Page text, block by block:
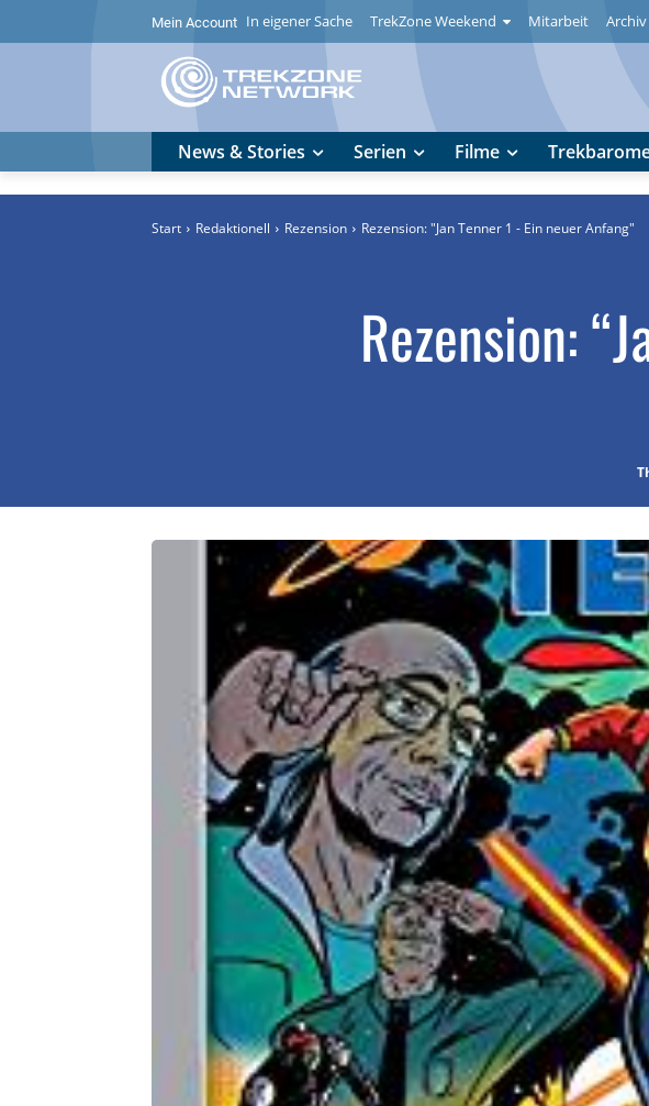
Mein Account In eigener Sache TrekZone Weekend Mitarbeit Archiv
News & Stories Serien Filme
Start Redaktionell Rezension Rezension: "Jan Tenner 1 - Ein neuer Anfang"
Rezension: